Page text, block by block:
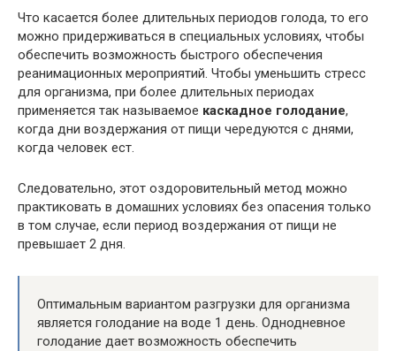
Что касается более длительных периодов голода, то его
можно придерживаться в специальных условиях, чтобы
обеспечить возможность быстрого обеспечения
реанимационных мероприятий. Чтобы уменьшить стресс
для организма, при более длительных периодах
применяется так называемое каскадное голодание,
когда дни воздержания от пищи чередуются с днями,
когда человек ест.
Следовательно, этот оздоровительный метод можно
практиковать в домашних условиях без опасения только
в том случае, если период воздержания от пищи не
превышает 2 дня.
Оптимальным вариантом разгрузки для организма
является голодание на воде 1 день. Однодневное
голодание дает возможность обеспечить